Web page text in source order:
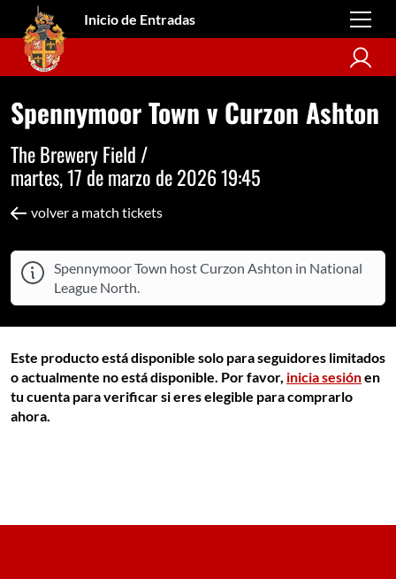
Inicio de Entradas
Spennymoor Town v Curzon Ashton
The Brewery Field /
martes, 17 de marzo de 2026 19:45
volver a match tickets
Spennymoor Town host Curzon Ashton in National
League North.
Este producto está disponible solo para seguidores limitados
o actualmente no está disponible. Por favor, inicia sesiónen
tu cuenta para verificar si eres elegible para comprarlo
ahora.